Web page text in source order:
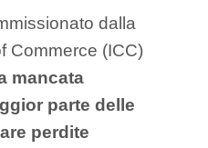
dalla
Commerce (ICC)
mancata
parte delle
perdite